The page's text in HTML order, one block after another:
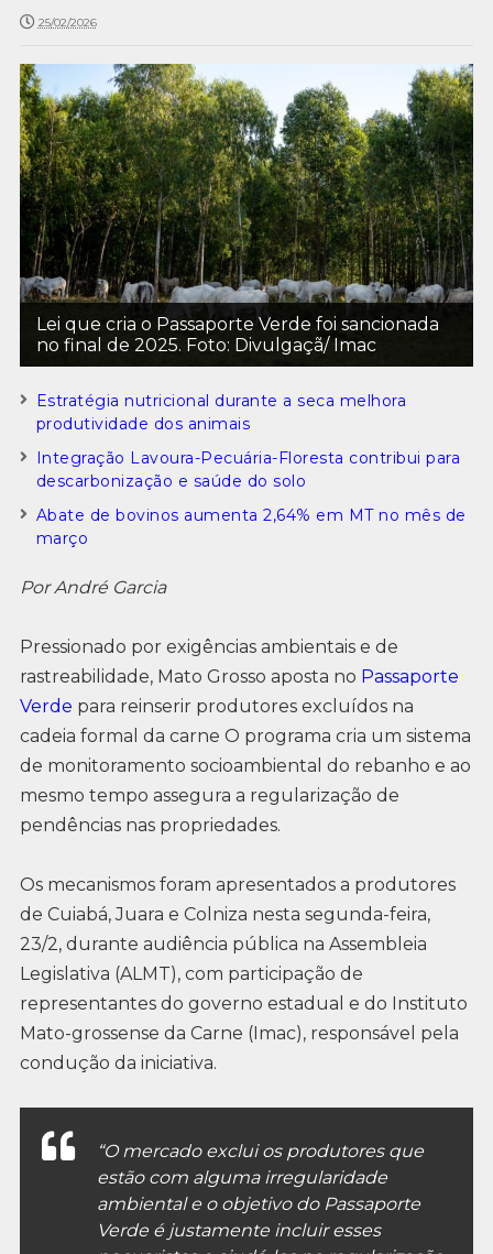
25/02/2026
Lei que cria o Passaporte Verde foi sancionada
no final de 2025. Foto: Divulgaçã/ Imac
Estratégia nutricional durante a seca melhora
produtividade dos animais
Integração Lavoura-Pecuária-Floresta contribui para
descarbonização e saúde do solo
Abate de bovinos aumenta 2,64% em MT no mês de
março
Por André Garcia
Pressionado por exigências ambientais e de
rastreabilidade, Mato Grosso aposta no Passaporte
Verde para reinserir produtores excluídos na
cadeia formal da carne O programa cria um sistema
de monitoramento socioambiental do rebanho e ao
mesmo tempo assegura a regularização de
pendências nas propriedades.
Os mecanismos foram apresentados a produtores
de Cuiabá, Juara e Colniza nesta segunda-feira,
23/2, durante audiência pública na Assembleia
Legislativa (ALMT), com participação de
representantes do governo estadual e do Instituto
Mato-grossense da Carne (Imac), responsável pela
condução da iniciativa.
“O mercado exclui os produtores que
estão com alguma irregularidade
ambiental e o objetivo do Passaporte
Verde é justamente incluir esses